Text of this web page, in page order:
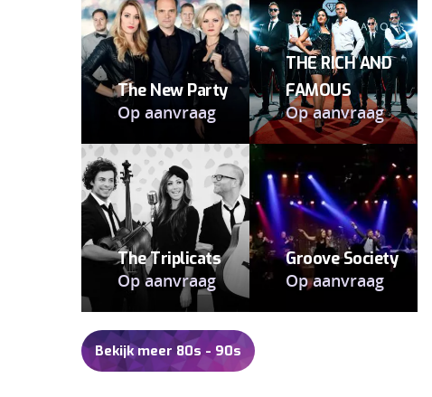
The New Party
Op aanvraag
THE RICH AND
FAMOUS
Op aanvraag
The Triplicats
Op aanvraag
Groove Society
Op aanvraag
Bekijk meer 80s - 90s